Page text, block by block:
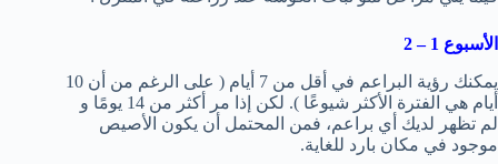
الأسبوع 1 – 2
يمكنك رؤية البراعم في أقل من 7 أيام ( على الرغم من أن 10
أيام هي الفترة الأكثر شيوعًا ). لكن إذا مر أكثر من 14 يومًا و
لم تظهر لديك أي براعم، فمن المحتمل أن يكون الأصيص
موجود في مكان بارد للغاية.